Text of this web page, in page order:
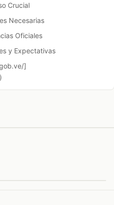
Crucial
Necesarias
Oficiales
y Expectativas
]